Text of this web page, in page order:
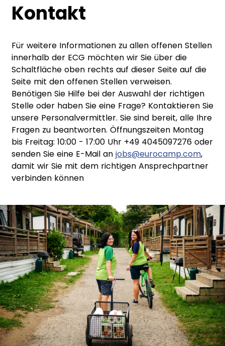
Kontakt
Für weitere Informationen zu allen offenen Stellen
innerhalb der ECG möchten wir Sie über die
Schaltfläche oben rechts auf dieser Seite auf die
Seite mit den offenen Stellen verweisen.
Benötigen Sie Hilfe bei der Auswahl der richtigen
Stelle oder haben Sie eine Frage? Kontaktieren Sie
unsere Personalvermittler. Sie sind bereit, alle Ihre
Fragen zu beantworten. Öffnungszeiten Montag
bis Freitag: 10:00 - 17:00 Uhr +49 4045097276 oder
senden Sie eine E-Mail an jobs@eurocamp.com,
damit wir Sie mit dem richtigen Ansprechpartner
verbinden können